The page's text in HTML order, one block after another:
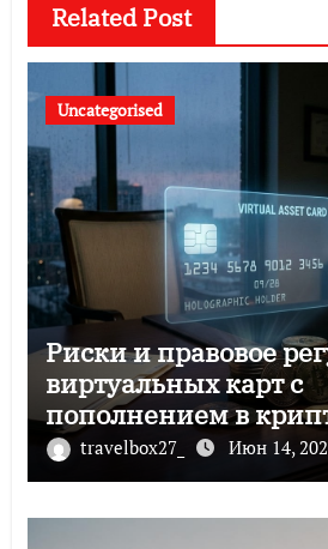
Related Post
Uncategorised
Риски и правовое
виртуальных карт с
пополнением в
travelbox27_ Июн 14,